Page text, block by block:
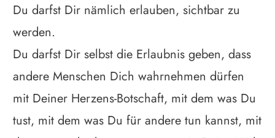
Du darfst Dir nämlich erlauben, sichtbar zu
werden.
Du darfst Dir selbst die Erlaubnis geben, dass
andere Menschen Dich wahrnehmen dürfen
mit Deiner Herzens-Botschaft, mit dem was Du
tust, mit dem was Du für andere tun kannst, mit